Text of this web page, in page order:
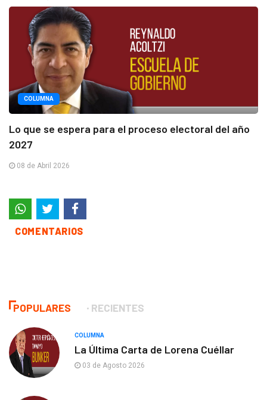
COLUMNA
Lo que se espera para el proceso electoral del año
2027
08 de Abril 2026
COMENTARIOS
POPULARES RECIENTES
COLUMNA
La Última Carta de Lorena Cuéllar
03 de Agosto 2026